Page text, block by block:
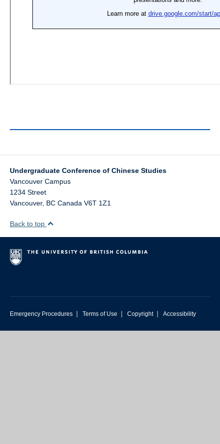
Undergraduate Conference of Chinese Studies
Vancouver Campus
1234 Street
Vancouver, BC Canada V6T 1Z1
Back to top
Emergency Procedures | Terms of Use | Copyright | Accessibility